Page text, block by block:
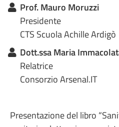
Prof. Mauro Moruzzi
Presidente
CTS Scuola Achille Ardigò
Dott.ssa Maria
Relatrice
Consorzio Arsenal.IT
Presentazione del libro